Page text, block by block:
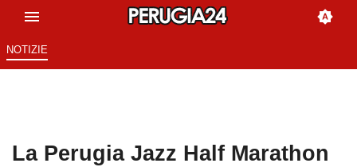
NOTIZIE
La Perugia Jazz Half Marathon